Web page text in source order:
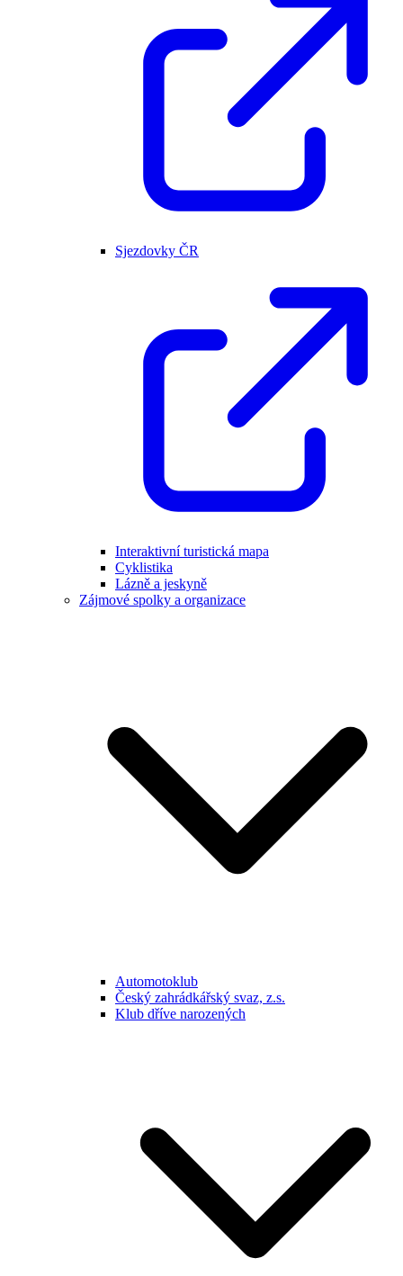
Sjezdovky ČR
Interaktivní turistická mapa
Cyklistika
Lázně a jeskyně
Zájmové spolky a organizace
Automotoklub
Český zahrádkářský svaz, z.s.
Klub dříve narozených